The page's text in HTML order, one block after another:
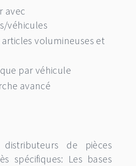
avec
véhicules
articles volumineuses et
par véhicule
avancé
de pièces
spécifiques: Les bases